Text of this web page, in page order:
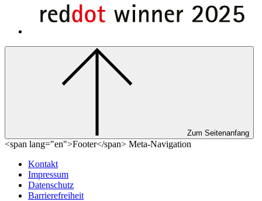
Zum Seitenanfang
<span lang="en">Footer</span> Meta-Navigation
Kontakt
Impressum
Datenschutz
Barrierefreiheit